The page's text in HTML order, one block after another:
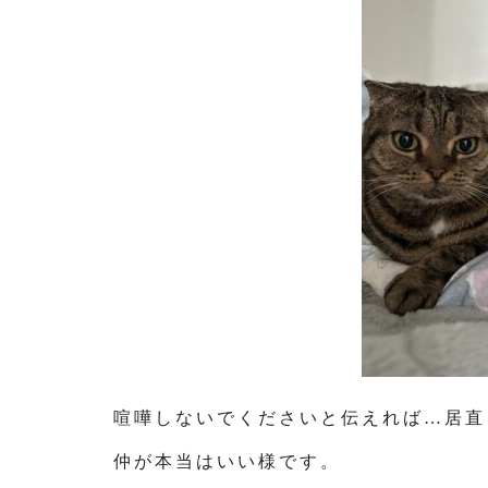
喧嘩しないでくださいと伝えれば…居
仲が本当はいい様です。